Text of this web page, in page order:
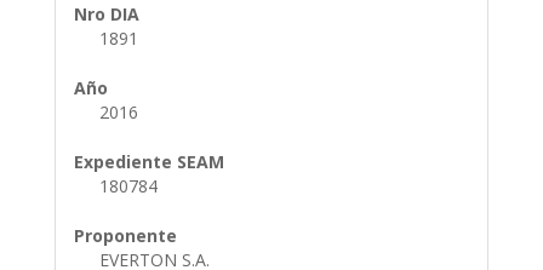
Nro DIA
1891
Año
2016
Expediente SEAM
180784
Proponente
EVERTON S.A.